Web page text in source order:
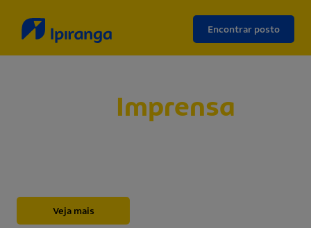
Encontrar posto
Imprensa
Veja mais